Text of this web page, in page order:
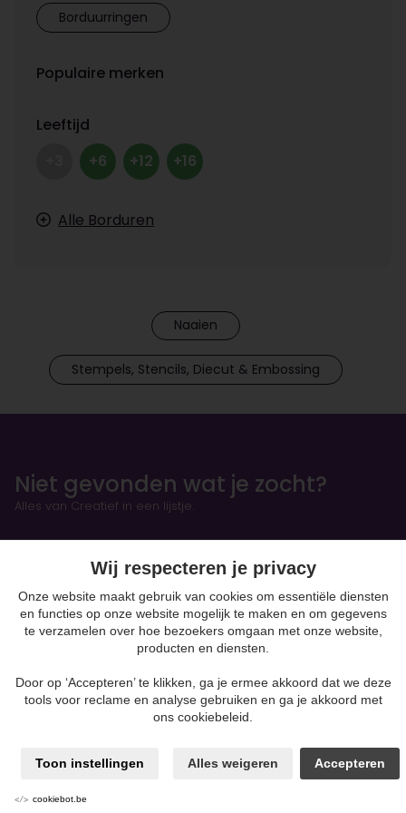
Borduurringen
Populaire merken
Leeftijd
+6 +12 +16
Alle Borduren
Naaien
Stempels, Stencils, Diecut & Embossing
Niet gevonden wat je zocht?
Alles van Creatief in een lijstje.
AFPLAKTAPE & VLOEISTOF
HANDBOEKEN & OEFENSCHRIFTEN
BOETSEREN & GIETEN
Papiermaché
Kaarsen & Zeep maken
Beton
Wij respecteren je privacy
Onze website maakt gebruik van cookies om essentiële diensten
en functies op onze website mogelijk te maken en om gegevens
te verzamelen over hoe bezoekers omgaan met onze website,
producten en diensten.
Door op ‘Accepteren’ te klikken, ga je ermee akkoord dat we deze
tools voor reclame en analyse gebruiken en ga je akkoord met
ons cookiebeleid.
Toon instellingen Alles weigeren Accepteren
cookiebot.be